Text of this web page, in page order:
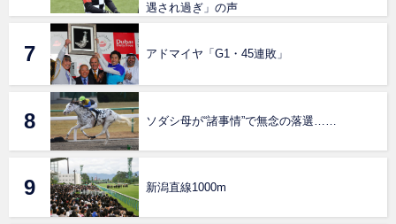
遇され過ぎ」の声
アドマイヤ「G1・45連敗」
ソダシ母が“諸事情”で無念の落選……
新潟直線1000m